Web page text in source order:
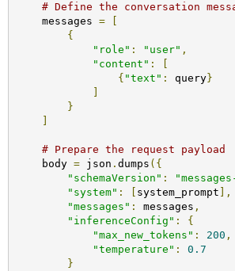
# Define the conversation
    messages
=
{
"role" : "user" ,
"content" :
{ "text" : query}
}
# Prepare the request payload
    body
= json . dumps ({
"schemaVersion" :
"system" : system_prompt ],
"messages" : messages ,
"inferenceConfig" :
{
"max_new_tokens" : 200 ,
"temperature" :
0.7
}